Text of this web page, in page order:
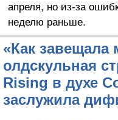
апреля, но из-за
неделю раньше.
«Как завещала
олдскульная
Rising в духе
заслужила